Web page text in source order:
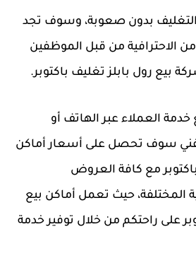
التغليف بدون صعوبة، وسوف تجد
الاحترافية من قبل الموظفين
بيع رول بابلز تغليف باكتوبر.
العملاء عبر الهاتف أو
سوف تحصل على أسعار أماكن
مع كافة العروض
المختلفة، حيث تعمل أماكن بيع
على راحتكم من خلال توفير خدمة